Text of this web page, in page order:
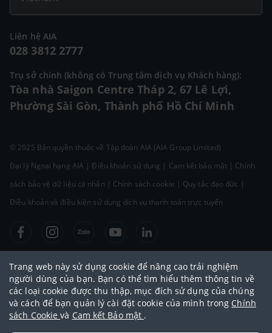
Liên hệ AIA
028 3812 2777
Trụ sở chính (không có Trung tâm dịch vụ Khách hàng):
Tòa nhà Saigon Centre Tháp 2, 67 Lê Lợi,
Phường Sài Gòn, Thành phố Hồ Chí Minh
© 2025 Bản quyền thuộc về Tập đoàn AIA (AIA Group Limited)
Đại lý Ngoại hạng AIA |Điều khoản sử dụng | Cam kết bảo mật | Chính
sách bảo vệ dữ liệu cá nhân | Chính sách cookie | Quy tắc đạo đức |
Điều khoản và điều kiện sử dụng dịch vụ thanh toán trực tuyến
Trang web này sử dụng cookie để nâng cao trải nghiệm
người dùng của bạn. Bạn có thể tìm hiểu thêm thông tin về
các loại cookie được thu thập, mục đích sử dụng của chúng
và cách để bạn quản lý cài đặt cookie của mình trong Chính
sách Cookievà Cam kết Bảo mật .